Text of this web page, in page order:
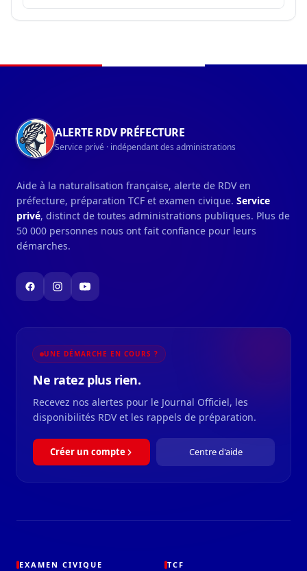
de précipitations pour les prochains jours, hormis
ALERTE RDV PRÉFECTURE
Service privé · indépendant des administrations
Aide à la naturalisation française, alerte de RDV en
préfecture, préparation TCF et examen civique. Service
privé, distinct de toutes administrations publiques. Plus de
50 000 personnes nous ont fait confiance pour leurs
démarches.
UNE DÉMARCHE EN COURS ?
Ne ratez plus rien.
Recevez nos alertes pour le Journal Officiel, les
disponibilités RDV et les rappels de préparation.
Créer un compte Centre d'aide
EXAMEN CIVIQUE TCF